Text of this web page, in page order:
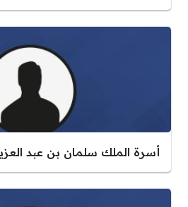
أسرة الملك سلمان بن عبد